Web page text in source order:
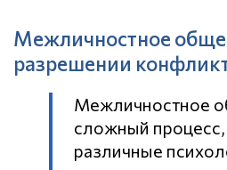
Межличностное
разрешении
Межличностное
сложный
различные